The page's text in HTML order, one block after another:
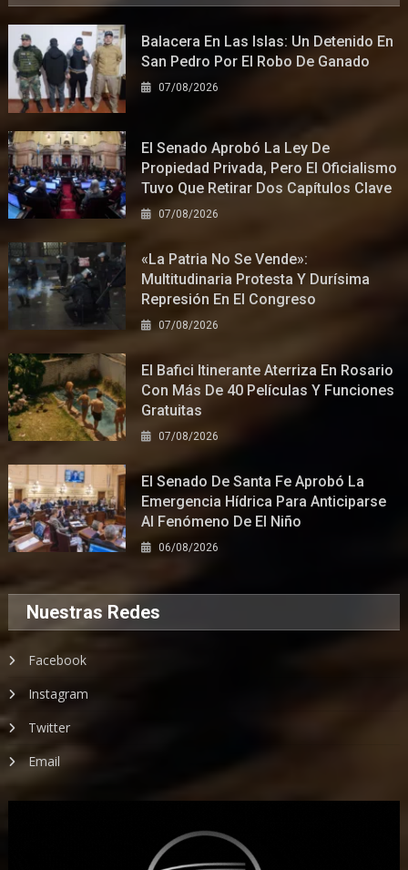
Balacera En Las Islas: Un Detenido En
San Pedro Por El Robo De Ganado
07/08/2026
El Senado Aprobó La Ley De
Propiedad Privada, Pero El Oficialismo
Tuvo Que Retirar Dos Capítulos Clave
07/08/2026
«La Patria No Se Vende»:
Multitudinaria Protesta Y Durísima
Represión En El Congreso
07/08/2026
El Bafici Itinerante Aterriza En Rosario
Con Más De 40 Películas Y Funciones
Gratuitas
07/08/2026
El Senado De Santa Fe Aprobó La
Emergencia Hídrica Para Anticiparse
Al Fenómeno De El Niño
06/08/2026
Nuestras Redes
Facebook
Instagram
Twitter
Email